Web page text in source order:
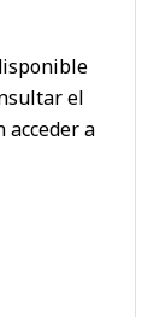
el
acceder a